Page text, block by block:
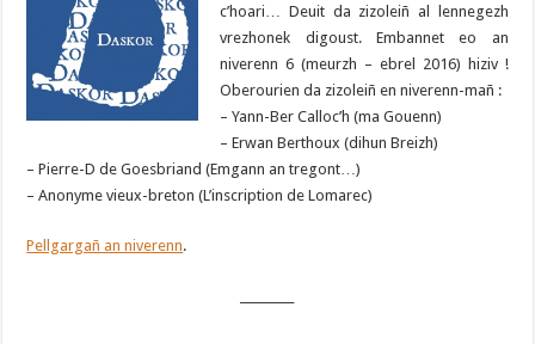
c’hoari… Deuit da zizoleiñ al lennegezh
vrezhonek digoust. Embannet eo an
niverenn 6 (meurzh – ebrel 2016) hiziv !
Oberourien da zizoleiñ en niverenn-mañ :
– Yann-Ber Calloc’h (ma Gouenn)
– Erwan Berthoux (dihun Breizh)
– Pierre-D de Goesbriand (Emgann an tregont…)
– Anonyme vieux-breton (L’inscription de Lomarec)
Pellgargañ an niverenn.